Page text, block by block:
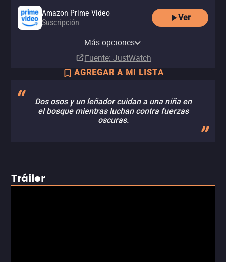
Amazon Prime Video
Suscripción
Ver
Más opciones
Fuente: JustWatch
AGREGAR A MI LISTA
Dos osos y un leñador cuidan a una niña en
el bosque mientras luchan contra fuerzas
oscuras.
Tráiler